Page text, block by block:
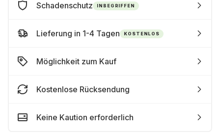
Schadenschutz INBEGRIFFEN
Lieferung in 1-4 Tagen KOSTENLOS
Möglichkeit zum Kauf
Kostenlose Rücksendung
Keine Kaution erforderlich